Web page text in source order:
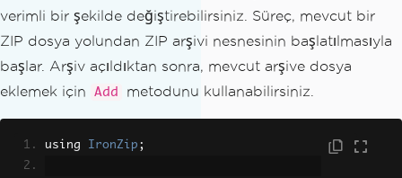
verimli bir şekilde değiştirebilirsiniz. Süreç, mevcut bir
ZIP dosya yolundan ZIP arşivi nesnesinin başlatılmasıyla
başlar. Arşiv açıldıktan sonra, mevcut arşive dosya
eklemek için
Add metodunu kullanabilirsiniz.
using IronZip ;